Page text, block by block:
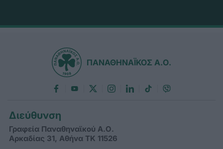
ΠΑΝΑΘΗΝΑΪΚΟΣ Α.Ο.
Διεύθυνση
Γραφεία Παναθηναϊκού Α.Ο.
Αρκαδίας 31, Αθήνα ΤΚ 11526